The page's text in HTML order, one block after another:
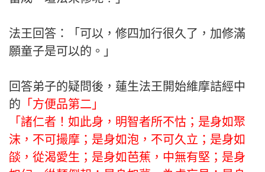
法王回答：「可以，修四加行很久了，加修滿
願童子是可以的。」
回答弟子的疑問後，蓮生法王開始維摩詰經中
的 「方便品第二」
「諸仁者！如此身，明智者所不怙；是身如聚
沫，不可撮摩；是身如泡，不可久立；是身如
燄，從渴愛生；是身如芭蕉，中無有堅；是身